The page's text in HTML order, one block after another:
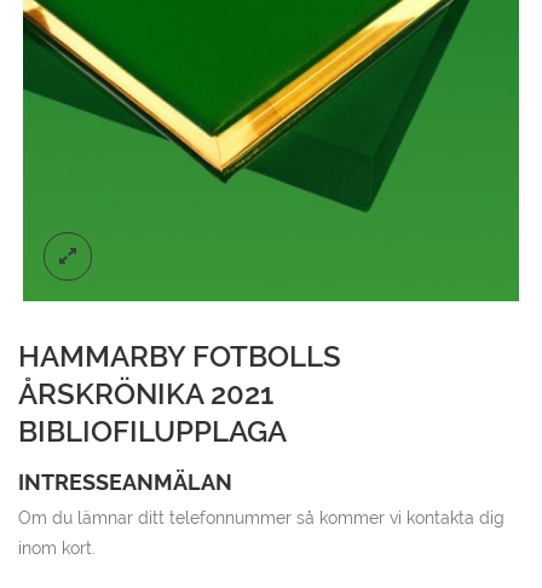
HAMMARBY FOTBOLLS
ÅRSKRÖNIKA 2021
BIBLIOFILUPPLAGA
INTRESSEANMÄLAN
Om du lämnar ditt telefonnummer så kommer vi kontakta dig
inom kort.